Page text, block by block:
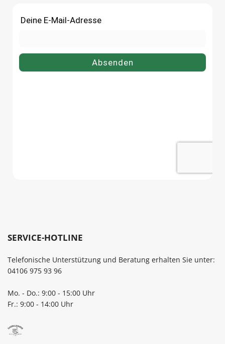
dosen.de.
SERVICE-HOTLINE
Telefonische Unterstützung und Beratung erhalten Sie unter:
04106 975 93 96
Mo. - Do.: 9:00 - 15:00 Uhr
Fr.: 9:00 - 14:00 Uhr